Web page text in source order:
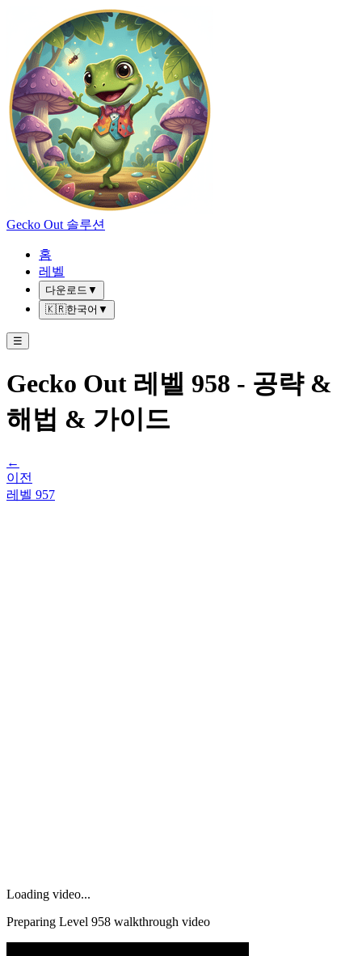
Gecko Out 솔루션
홈
레벨
다운로드 ▼
🇰🇷한국어 ▼
☰
Gecko Out 레벨 958 - 공략 &
해법 & 가이드
←
이전
레벨 957
Loading video...
Preparing Level 958 walkthrough video